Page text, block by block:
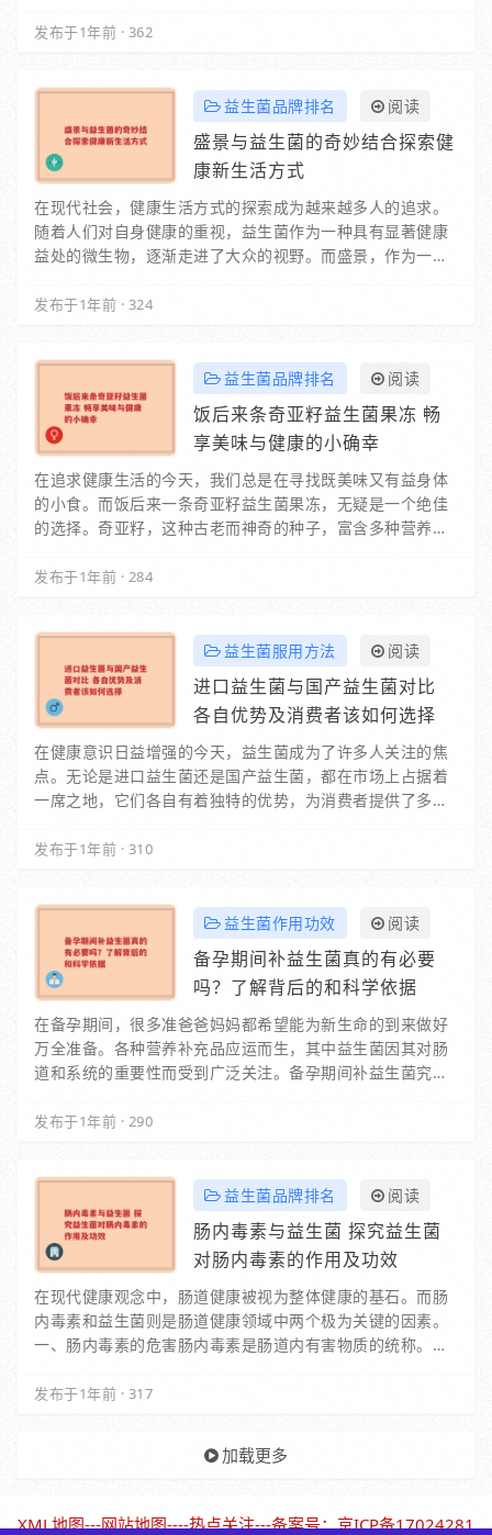
发布于1年前 · 362
益生菌品牌排名 阅读
盛景与益生菌的奇妙结合探索健
康新生活方式
在现代社会，健康生活方式的探索成为越来越多人的追求。
随着人们对自身健康的重视，益生菌作为一种具有显著健康
益处的微生物，逐渐走进了大众的视野。而盛景，作为一个
发布于1年前 · 324
益生菌品牌排名 阅读
饭后来条奇亚籽益生菌果冻 畅
享美味与健康的小确幸
在追求健康生活的今天，我们总是在寻找既美味又有益身体
的小食。而饭后来一条奇亚籽益生菌果冻，无疑是一个绝佳
的选择。奇亚籽，这种古老而神奇的种子，富含多种营养成
发布于1年前 · 284
益生菌服用方法 阅读
进口益生菌与国产益生菌对比
各自优势及消费者该如何选择
在健康意识日益增强的今天，益生菌成为了许多人关注的焦
点。无论是进口益生菌还是国产益生菌，都在市场上占据着
一席之地，它们各自有着独特的优势，为消费者提供了多样
发布于1年前 · 310
益生菌作用功效 阅读
备孕期间补益生菌真的有必要
吗？了解背后的和科学依据
在备孕期间，很多准爸爸妈妈都希望能为新生命的到来做好
万全准备。各种营养补充品应运而生，其中益生菌因其对肠
道和系统的重要性而受到广泛关注。备孕期间补益生菌究竟
发布于1年前 · 290
益生菌品牌排名 阅读
肠内毒素与益生菌 探究益生菌
对肠内毒素的作用及功效
在现代健康观念中，肠道健康被视为整体健康的基石。而肠
内毒素和益生菌则是肠道健康领域中两个极为关键的因素。
一、肠内毒素的危害肠内毒素是肠道内有害物质的统称。当
发布于1年前 · 317
加载更多
XML地图---网站地图----热点关注---备案号：京ICP备17024281